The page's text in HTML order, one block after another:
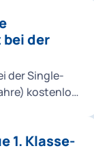
der
der Single-
kostenlos
1. Klasse-